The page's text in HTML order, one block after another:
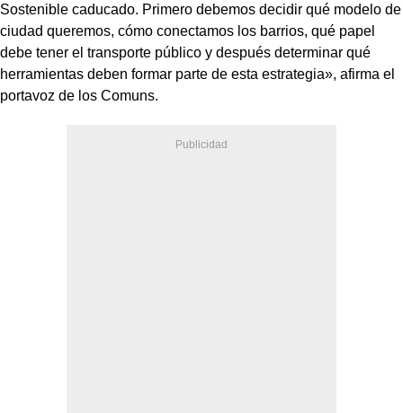
Sostenible caducado. Primero debemos decidir qué modelo de
ciudad queremos, cómo conectamos los barrios, qué papel
debe tener el transporte público y después determinar qué
herramientas deben formar parte de esta estrategia», afirma el
portavoz de los Comuns.